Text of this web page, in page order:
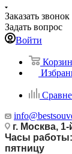
Заказать звонок
Задать вопрос
Войти
г. Москва,
Часы работы:
пятницу